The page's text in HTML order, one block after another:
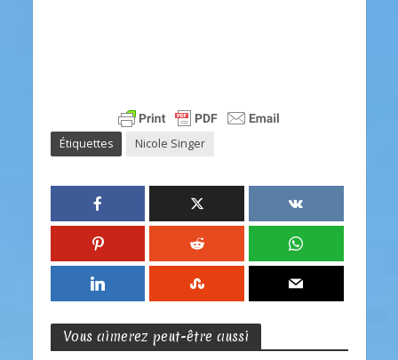
Étiquettes Nicole Singer
Vous aimerez peut-être aussi